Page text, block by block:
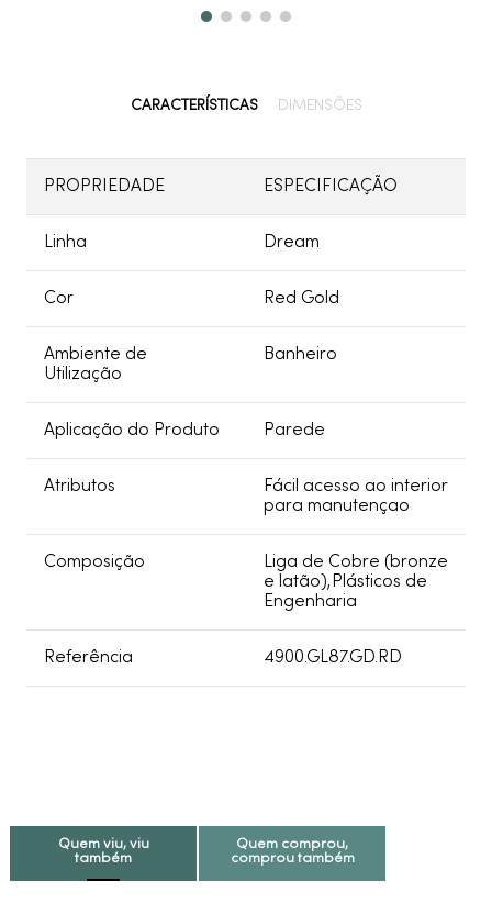
CARACTERÍSTICAS DIMENSÕES
PROPRIEDADE ESPECIFICAÇÃO
Linha Dream
Cor Red Gold
Ambiente de
Utilização
Banheiro
Aplicação do Produto Parede
Atributos
Fácil acesso ao interior
para manutençao
Composição
Liga de Cobre (bronze
e latão),Plásticos de
Engenharia
Referência 4900.GL87.GD.RD
Quem viu, viu
também
Quem comprou,
comprou também